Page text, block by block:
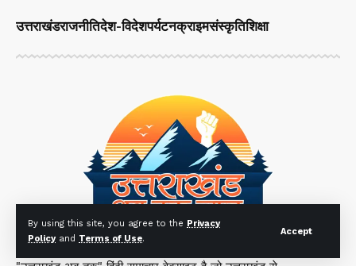
By using this site, you agree to the Privacy
Policyand Terms of Use.
Accept
उत्तराखंडराजनीतिदेश-विदेशपर्यटनक्राइमसंस्कृतिशिक्षा